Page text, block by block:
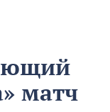
матч